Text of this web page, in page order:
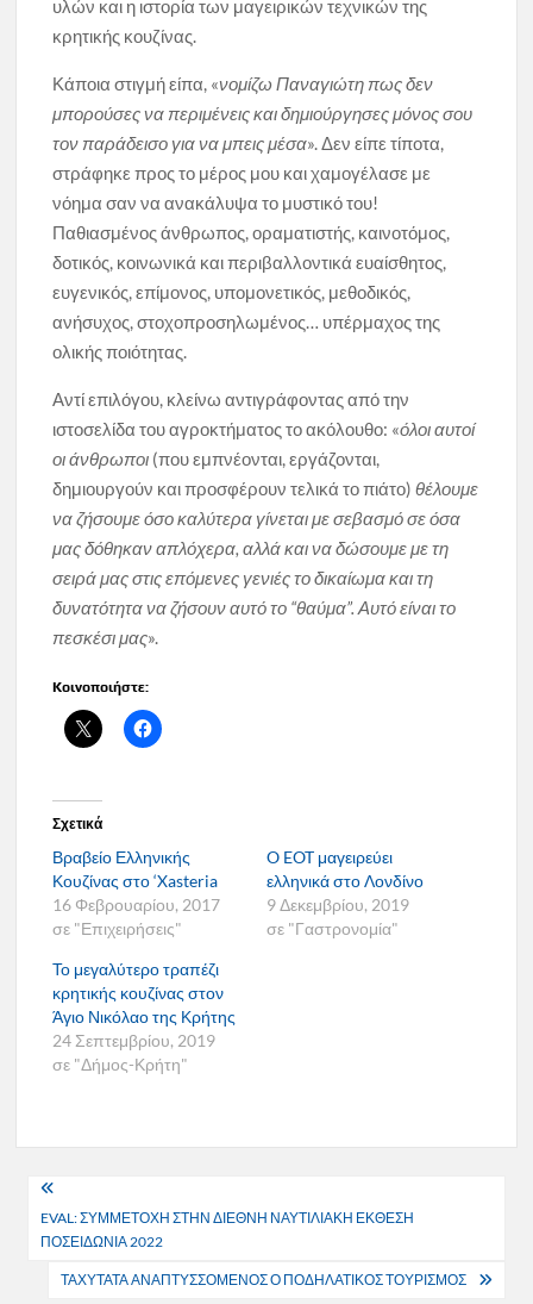
υλών και η ιστορία των μαγειρικών τεχνικών της
κρητικής κουζίνας.
Κάποια στιγμή είπα, «νομίζω Παναγιώτη πως δεν
μπορούσες να περιμένεις και δημιούργησες μόνος σου
τον παράδεισο για να μπεις μέσα». Δεν είπε τίποτα,
στράφηκε προς το μέρος μου και χαμογέλασε με
νόημα σαν να ανακάλυψα το μυστικό του!
Παθιασμένος άνθρωπος, οραματιστής, καινοτόμος,
δοτικός, κοινωνικά και περιβαλλοντικά ευαίσθητος,
ευγενικός, επίμονος, υπομονετικός, μεθοδικός,
ανήσυχος, στοχοπροσηλωμένος… υπέρμαχος της
ολικής ποιότητας.
Αντί επιλόγου, κλείνω αντιγράφοντας από την
ιστοσελίδα του αγροκτήματος το ακόλουθο: «όλοι αυτοί
οι άνθρωποι (που εμπνέονται, εργάζονται,
δημιουργούν και προσφέρουν τελικά το πιάτο)θέλουμε
να ζήσουμε όσο καλύτερα γίνεται με σεβασμό σε όσα
μας δόθηκαν απλόχερα, αλλά και να δώσουμε με τη
σειρά μας στις επόμενες γενιές το δικαίωμα και τη
δυνατότητα να ζήσουν αυτό το “θαύμα”. Αυτό είναι το
πεσκέσι μας».
Κοινοποιήστε:
Σχετικά
Βραβείο Ελληνικής
Κουζίνας στο ‘Xasteria
16 Φεβρουαρίου, 2017
σε "Επιχειρήσεις"
O EOT μαγειρεύει
ελληνικά στο Λονδίνο
9 Δεκεμβρίου, 2019
σε "Γαστρονομία"
Το μεγαλύτερο τραπέζι
κρητικής κουζίνας στον
Άγιο Νικόλαο της Κρήτης
24 Σεπτεμβρίου, 2019
σε "Δήμος-Κρήτη"
Πλοήγηση
άρθρων
EVAL: ΣΥΜΜΕΤΟΧΗ ΣΤΗΝ ΔΙΕΘΝΗ ΝΑΥΤΙΛΙΑΚΗ ΕΚΘΕΣΗ
ΠΟΣΕΙΔΩΝΙΑ 2022
ΤΑΧΥΤΑΤΑ ΑΝΑΠΤΥΣΣΟΜΕΝΟΣ Ο ΠΟΔΗΛΑΤΙΚΟΣ ΤΟΥΡΙΣΜΟΣ